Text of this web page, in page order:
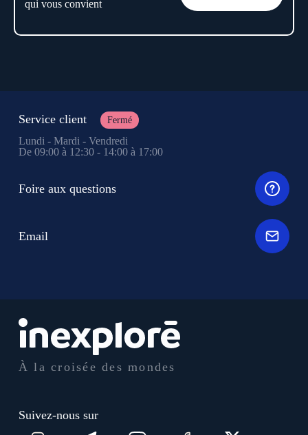
qui vous convient
À la croisée des mondes
Suivez-nous sur
Service client Fermé
Lundi - Mardi - Vendredi
De 09:00 à 12:30 - 14:00 à 17:00
Foire aux questions
Email